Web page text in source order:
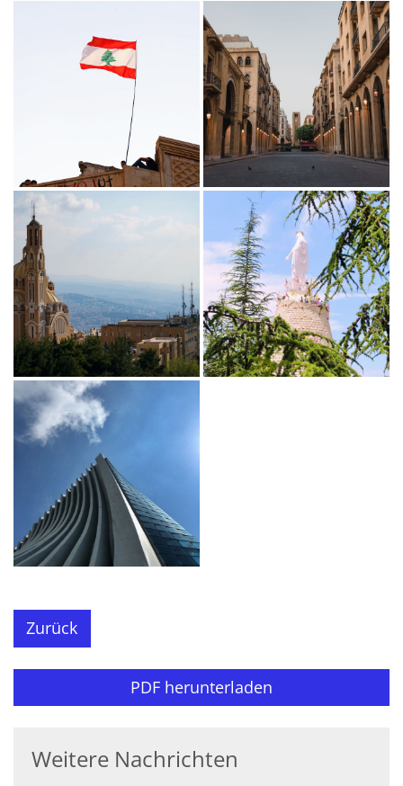
Zurück
PDF herunterladen
Weitere Nachrichten